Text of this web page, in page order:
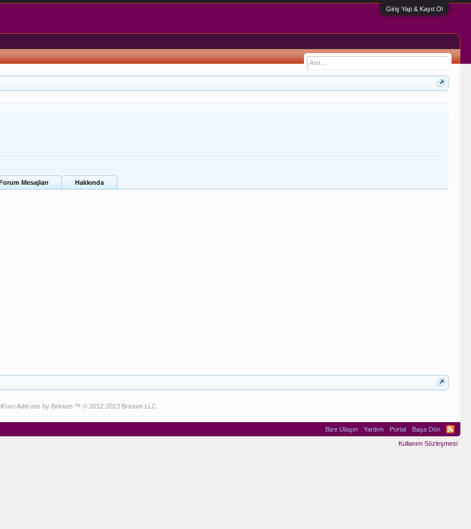
Giriş Yap & Kayıt Ol
Mesajları Hakkında
Add-ons by Brivium ™ © 2012-2013 Brivium LLC.
Bize Ulaşın Yardım Portal
Başa Dön
Kullanım Sözleşmesi